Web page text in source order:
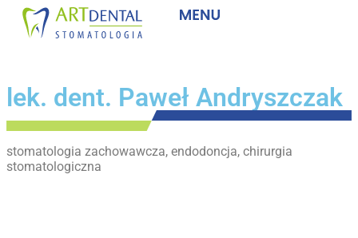
lek. dent. Paweł Andryszczak
stomatologia zachowawcza, endodoncja, chirurgia
stomatologiczna